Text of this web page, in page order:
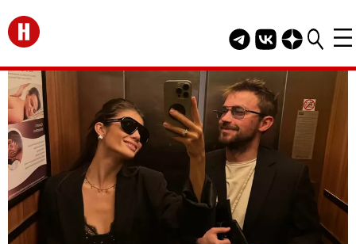
Перейти на главную
Telegram канал
Группа HELLO
Канал